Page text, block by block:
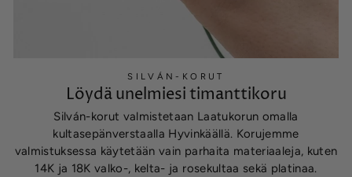
SILVÁN-KORUT
Löydä unelmiesi timanttikoru
Silván-korut valmistetaan Laatukorun omalla
kultasepänverstaalla Hyvinkäällä. Korujemme
valmistuksessa käytetään vain parhaita materiaaleja, kuten
14K ja 18K valko-, kelta- ja rosekultaa sekä platinaa.